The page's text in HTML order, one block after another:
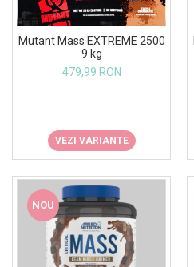
PerfectShaker
PeScience
Power System
Pro Supps
Raw Nutrition
REDCON1
Revoflex
Rich Piana 5% Nutrition
RIPT
Scivation
Mutant Mass EXTREME 2500
9 kg
479,99 RON
VEZI VARIANTE
NOU